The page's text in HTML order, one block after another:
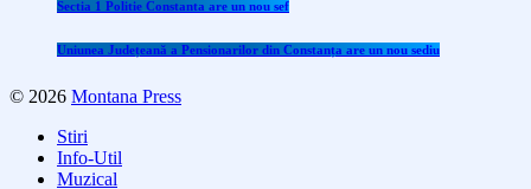
Sectia 1 Politie Constanta are un nou sef
Uniunea Județeană a Pensionarilor din Constanța are un nou sediu
© 2026 Montana Press
Stiri
Info-Util
Muzical